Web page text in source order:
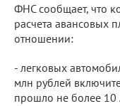
ФНС сообщает, что
расчета авансовых
отношении:
- легковых
млн рублей
прошло не более 10